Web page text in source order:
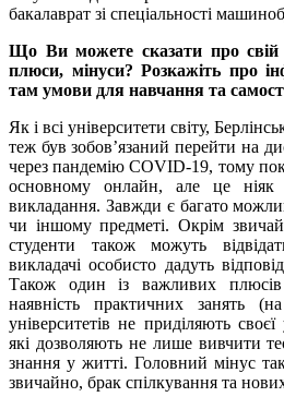
бакалаврат зі спеціальності
Що Ви можете сказати про свій
плюси, мінуси? Розкажіть про
там умови для навчання та
Як і всі університети світу,
теж був зобов’язаний перейти на
через пандемію COVID-19, тому
основному онлайн, але це
викладання. Завжди є багато
чи іншому предметі. Окрім
студенти також можуть
викладачі особисто дадуть
Також один із важливих
наявність практичних занять
університетів не приділяють
які дозволяють не лише вивчити
знання у житті. Головний мінус
звичайно, брак спілкування та